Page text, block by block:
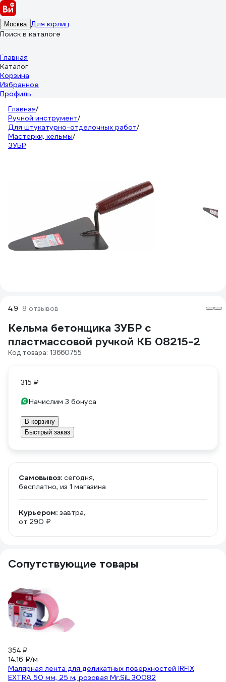
Москва Для юрлиц
Поиск в каталоге
Главная
Каталог
Корзина
Избранное
Профиль
Главная/
Ручной инструмент/
Для штукатурно-отделочных работ/
Мастерки, кельмы/
ЗУБР
4.9 8 отзывов
Кельма бетонщика ЗУБР с
пластмассовой ручкой КБ 08215-2
Код товара: 13660755
315 ₽
Начислим 3 бонуса
В корзину
Быстрый заказ
Самовывоз: сегодня,
бесплатно, из 1 магазина
Курьером: завтра,
от 290 ₽
Сопутствующие товары
354 ₽
14.16 ₽/м
Малярная лента для деликатных поверхностей IRFIX
EXTRA 50 мм, 25 м, розовая Mr.SiL 30082